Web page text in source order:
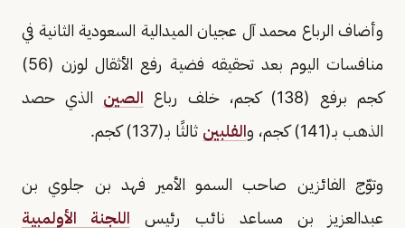
وأضاف الرباع محمد آل عجيان الميدالية السعودية الثانية في
منافسات اليوم بعد تحقيقه فضية رفع الأثقال لوزن (56)
كجم برفع (138) كجم، خلف رباع
الصين الذي حصد
الذهب بـ(141) كجم، و
الفلبين ثالثًا بـ(137) كجم.
وتوّج الفائزين صاحب السمو الأمير فهد بن جلوي بن
عبدالعزيز بن مساعد نائب رئيس اللجنة الأولمبية